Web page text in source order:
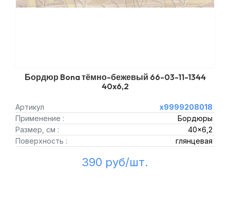
Бордюр Bona тёмно-бежевый 66-03-11-1344
40x6,2
Артикул
х9999208018
Применение :
Бордюры
Размер, см :
40x6,2
Поверхность :
глянцевая
390 руб/шт.